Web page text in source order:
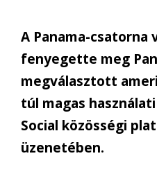
A Panama-csatorna
fenyegette meg
megválasztott
túl magas
Social közösségi
üzenetében.